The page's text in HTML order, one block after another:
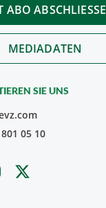
ABO
MEDIADATEN
SIE UNS
05 10